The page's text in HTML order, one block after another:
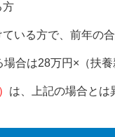
方
いる方で、前年の
合は28万円×（扶
は、上記の場合とは